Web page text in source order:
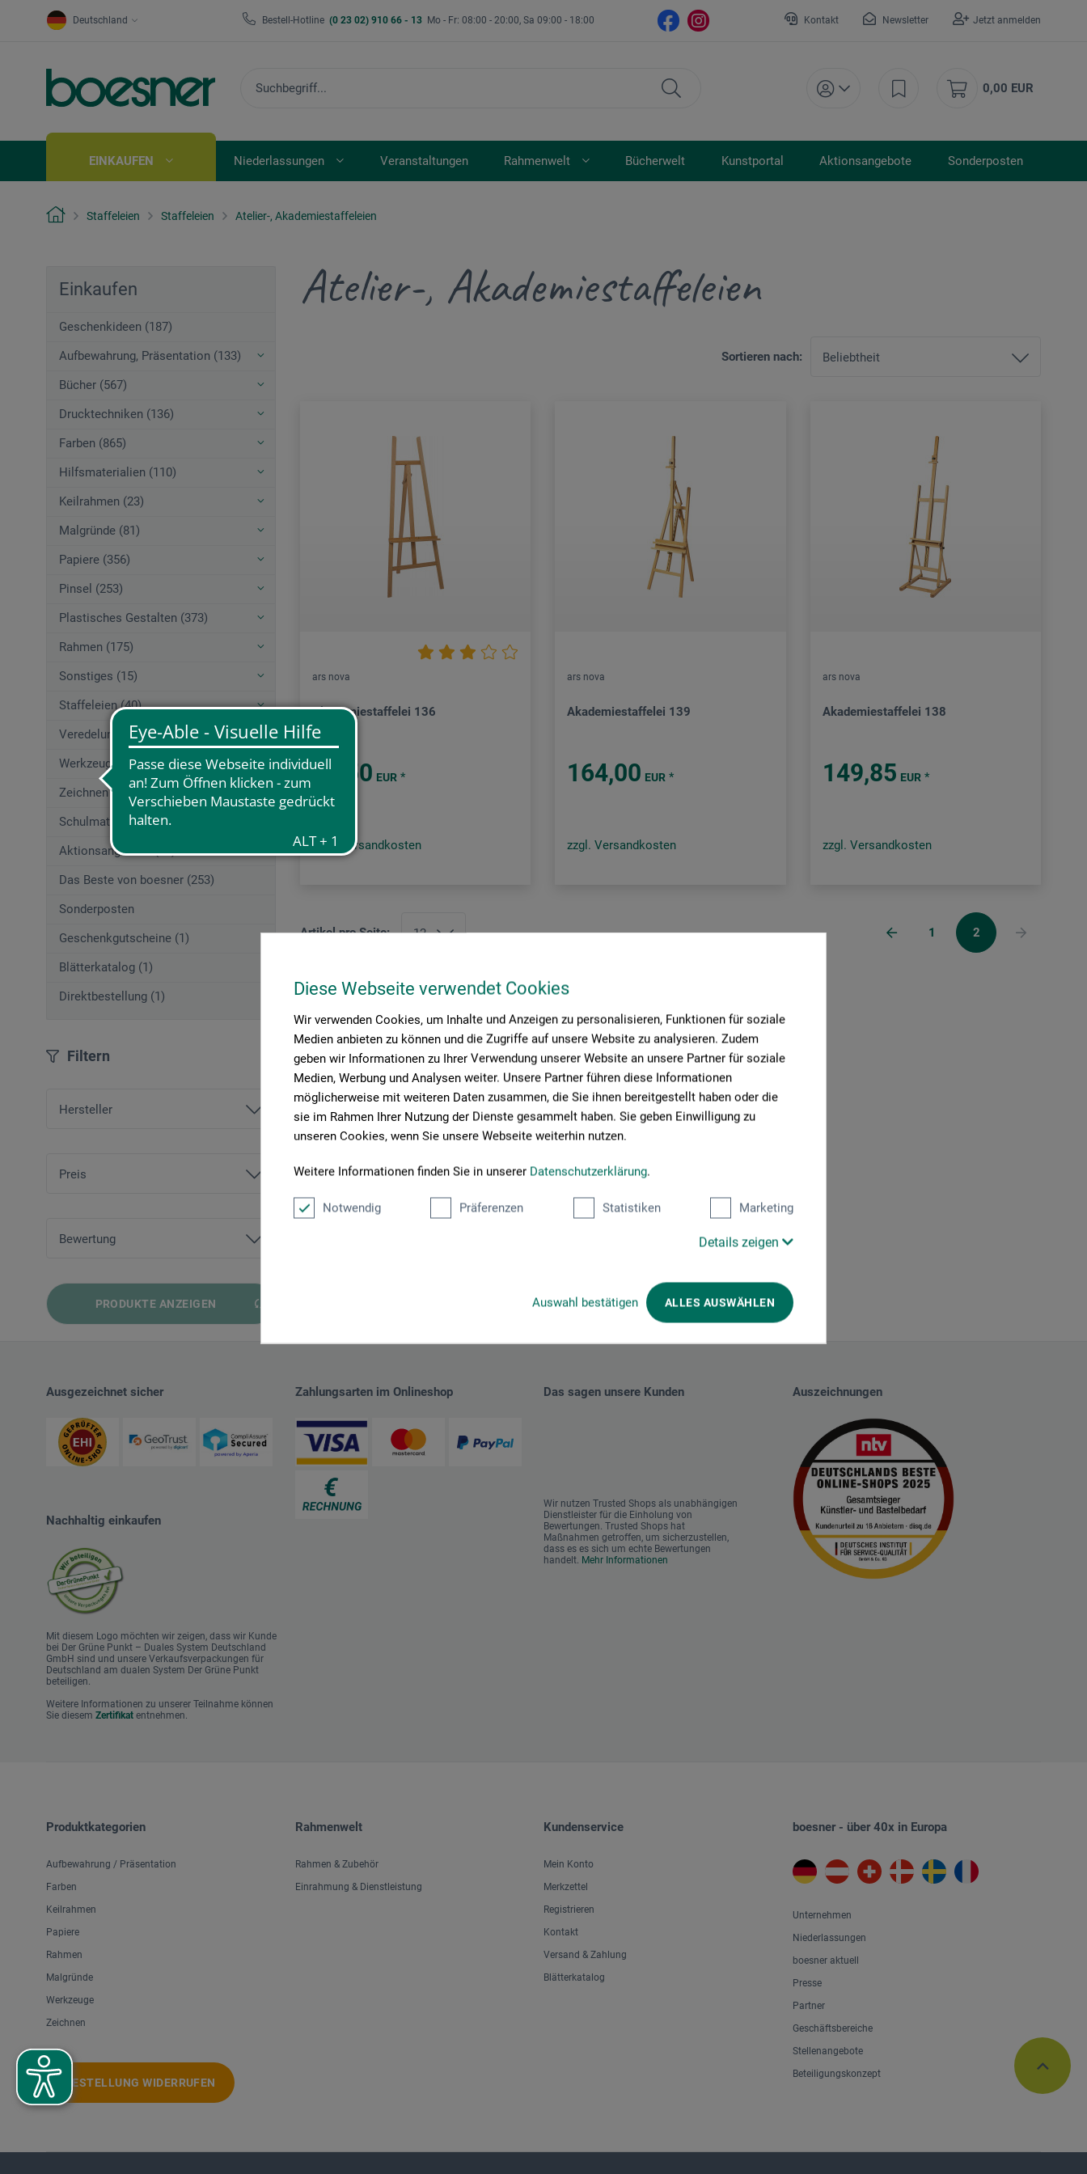
Diese Webseite verwendet Cookies
Wir verwenden Cookies, um Inhalte und Anzeigen zu personalisieren, Funktionen für soziale
Medien anbieten zu können und die Zugriffe auf unsere Website zu analysieren. Zudem
geben wir Informationen zu Ihrer Verwendung unserer Website an unsere Partner für soziale
Medien, Werbung und Analysen weiter. Unsere Partner führen diese Informationen
möglicherweise mit weiteren Daten zusammen, die Sie ihnen bereitgestellt haben oder die
sie im Rahmen Ihrer Nutzung der Dienste gesammelt haben. Sie geben Einwilligung zu
unseren Cookies, wenn Sie unsere Webseite weiterhin nutzen.
Weitere Informationen finden Sie in unserer Datenschutzerklärung.
Notwendig Präferenzen Statistiken Marketing
Details zeigen
Auswahl bestätigen ALLES AUSWÄHLEN
Deutschland Bestell-Hotline (0 23 02) 910 66 - 13 Mo - Fr: 08:00 - 20:00, Sa 09:00 - 18:00 Kontakt Newsletter Jetzt anmelden
0,00 EUR
EINKAUFEN Niederlassungen Veranstaltungen Rahmenwelt Bücherwelt Kunstportal Aktionsangebote Sonderposten
Staffeleien Staffeleien Atelier-, Akademiestaffeleien
Einkaufen
Geschenkideen (187)
Aufbewahrung, Präsentation (133)
Bücher (567)
Drucktechniken (136)
Farben (865)
Hilfsmaterialien (110)
Keilrahmen (23)
Malgründe (81)
Papiere (356)
Pinsel (253)
Plastisches Gestalten (373)
Rahmen (175)
Sonstiges (15)
Staffeleien (40)
Veredelungstechniken (83)
Werkzeuge (167)
Zeichnen (580)
Schulmaterial (195)
Aktionsangebote (29)
Das Beste von boesner (253)
Sonderposten
Geschenkgutscheine (1)
Blätterkatalog (1)
Direktbestellung (1)
Filtern
Hersteller
Preis
Bewertung
und mehr
PRODUKTE ANZEIGEN
Atelier-, Akademiestaffeleien
Sortieren nach:
ars nova
Akademiestaffelei 136
76,50 EUR *
zzgl. Versandkosten
ars nova
Akademiestaffelei 139
164,00 EUR *
zzgl. Versandkosten
ars nova
Akademiestaffelei 138
149,85 EUR *
zzgl. Versandkosten
Artikel pro Seite: 1 2
Ausgezeichnet sicher
Nachhaltig einkaufen
Mit diesem Logo möchten wir zeigen, dass wir Kunde
bei Der Grüne Punkt – Duales System Deutschland
GmbH sind und unsere Verkaufsverpackungen für
Deutschland am dualen System Der Grüne Punkt
beteiligen.
Weitere Informationen zu unserer Teilnahme können
Sie diesem Zertifikat entnehmen.
Zahlungsarten im Onlineshop Das sagen unsere Kunden
Wir nutzen Trusted Shops als unabhängigen
Dienstleister für die Einholung von
Bewertungen. Trusted Shops hat
Maßnahmen getroffen, um sicherzustellen,
dass es es sich um echte Bewertungen
handelt. Mehr Informationen
Auszeichnungen
Produktkategorien
Aufbewahrung / Präsentation
Farben
Keilrahmen
Papiere
Rahmen
Malgründe
Werkzeuge
Zeichnen
BESTELLUNG WIDERRUFEN
Rahmenwelt
Rahmen & Zubehör
Einrahmung & Dienstleistung
Kundenservice
Mein Konto
Merkzettel
Registrieren
Kontakt
Versand & Zahlung
Blätterkatalog
boesner - über 40x in Europa
Unternehmen
Niederlassungen
boesner aktuell
Presse
Partner
Geschäftsbereiche
Stellenangebote
Beteiligungskonzept